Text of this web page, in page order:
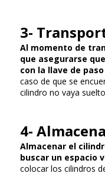
3-
Al momento de
que asegurarse
con la llave de
caso de que se
cilindro no vaya
4-
Almacenar el
buscar un espacio
colocar los cilindros